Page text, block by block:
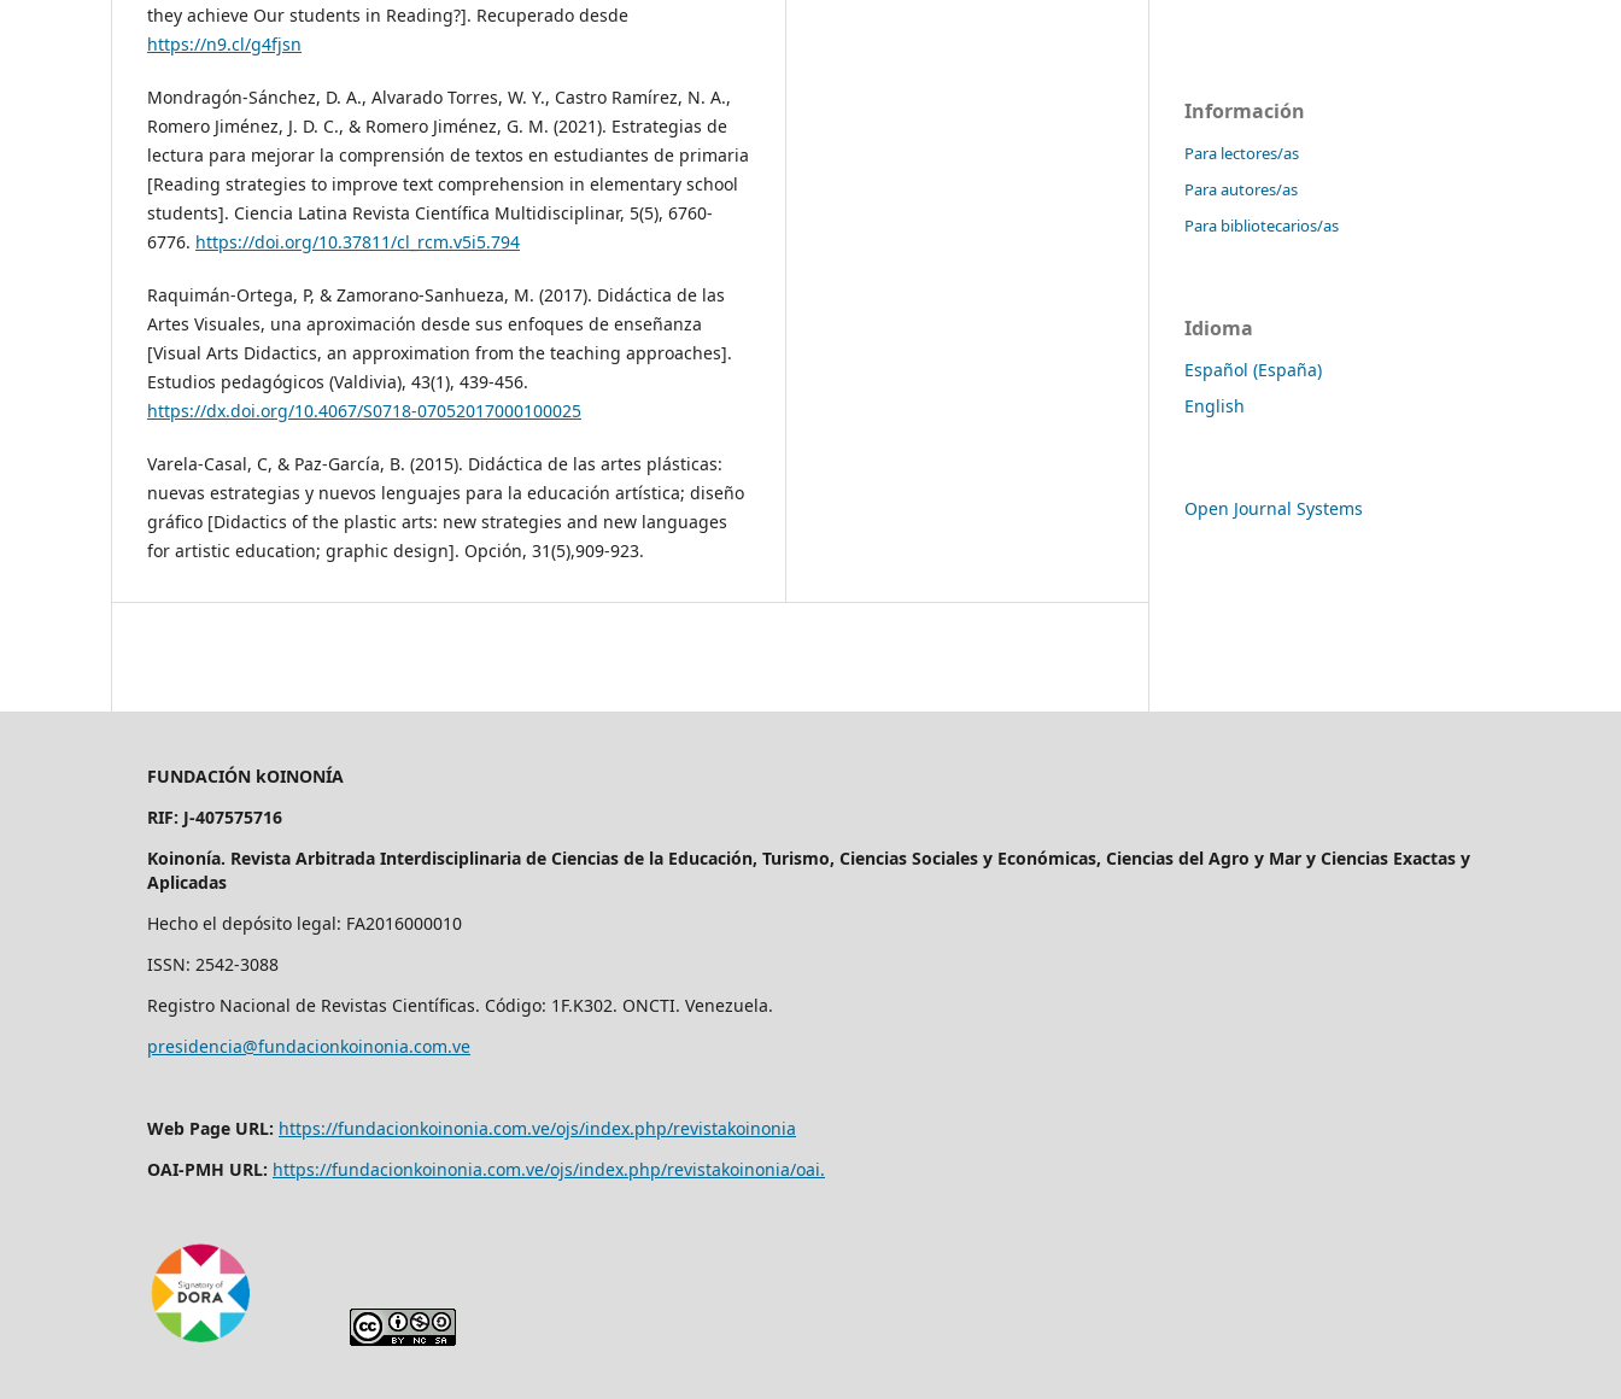
they achieve Our students in Reading?]. Recuperado desde
https://n9.cl/g4fjsn
Mondragón-Sánchez, D. A., Alvarado Torres, W. Y., Castro Ramírez, N. A.,
Romero Jiménez, J. D. C., & Romero Jiménez, G. M. (2021). Estrategias de
lectura para mejorar la comprensión de textos en estudiantes de primaria
[Reading strategies to improve text comprehension in elementary school
students]. Ciencia Latina Revista Científica Multidisciplinar, 5(5), 6760-
6776. https://doi.org/10.37811/cl_rcm.v5i5.794
Raquimán-Ortega, P, & Zamorano-Sanhueza, M. (2017). Didáctica de las
Artes Visuales, una aproximación desde sus enfoques de enseñanza
[Visual Arts Didactics, an approximation from the teaching approaches].
Estudios pedagógicos (Valdivia), 43(1), 439-456.
https://dx.doi.org/10.4067/S0718-07052017000100025
Varela-Casal, C, & Paz-García, B. (2015). Didáctica de las artes plásticas:
nuevas estrategias y nuevos lenguajes para la educación artística; diseño
gráfico [Didactics of the plastic arts: new strategies and new languages
for artistic education; graphic design]. Opción, 31(5),909-923.
Información
Para lectores/as
Para autores/as
Para bibliotecarios/as
Idioma
Español (España)
English
Open Journal Systems
FUNDACIÓN kOINONÍA
RIF: J-407575716
Koinonía. Revista Arbitrada Interdisciplinaria de Ciencias de la Educación, Turismo, Ciencias Sociales y Económicas, Ciencias del Agro y Mar y Ciencias Exactas y
Aplicadas
Hecho el depósito legal: FA2016000010
ISSN: 2542-3088
Registro Nacional de Revistas Científicas. Código: 1F.K302. ONCTI. Venezuela.
presidencia@fundacionkoinonia.com.ve
Web Page URL: https://fundacionkoinonia.com.ve/ojs/index.php/revistakoinonia
OAI-PMH URL: https://fundacionkoinonia.com.ve/ojs/index.php/revistakoinonia/oai.